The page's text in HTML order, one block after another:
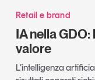
Retail e brand
IA nella
valore
L’intelligenza